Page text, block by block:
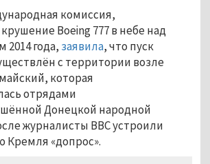
комиссия,
Boeing 777 в небе над
2014 года, заявила, что пуск
с территории возле
которая
отрядами
Донецкой народной
журналисты ВВС устроили
Кремля «допрос».